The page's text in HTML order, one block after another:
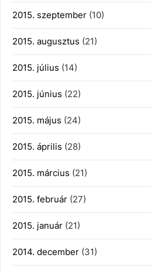
2015. szeptember (10)
2015. augusztus (21)
2015. július (14)
2015. június (22)
2015. május (24)
2015. április (28)
2015. március (21)
2015. február (27)
2015. január (21)
2014. december (31)